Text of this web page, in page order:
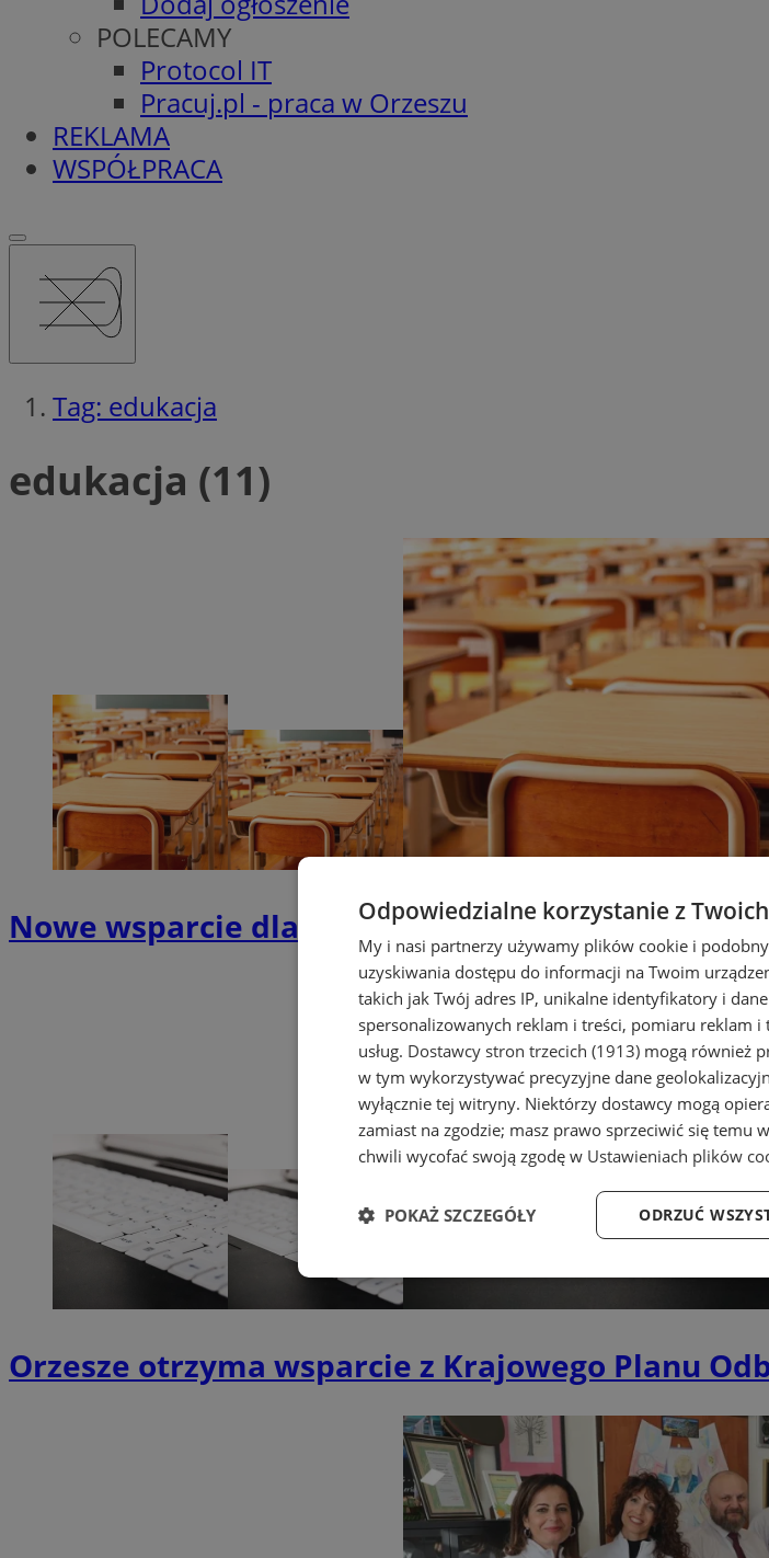
POLECAMY
Protocol IT
Pracuj.pl - praca w Orzeszu
REKLAMA
WSPÓŁPRACA
Tag: edukacja
edukacja (11)
Nowe wsparcie dla uczniów z Ukrainy w
Orzesze otrzyma wsparcie z Krajowego Planu
Odpowiedzialne korzystanie z
My i nasi partnerzy używamy plików cookie i
uzyskiwania dostępu do informacji na Twoim
takich jak Twój adres IP, unikalne identyfikatory i
spersonalizowanych reklam i treści, pomiaru reklam
usług. Dostawcy stron trzecich (1913) mogą również
w tym wykorzystywać precyzyjne dane
wyłącznie tej witryny. Niektórzy dostawcy mogą
zamiast na zgodzie; masz prawo sprzeciwić się temu w
chwili wycofać swoją zgodę w Ustawieniach plików
ODRZUĆ
POKAŻ SZCZEGÓŁY
Niezbędne Wydajność
Niezbędne Targetowanie
Niezbędne pliki cookie umożliwiają korzystanie z podstawowych
zarządzanie kontem. Bez niezbędnych plików cookie nie można
Provider /
Domena
Okres
przechowywania